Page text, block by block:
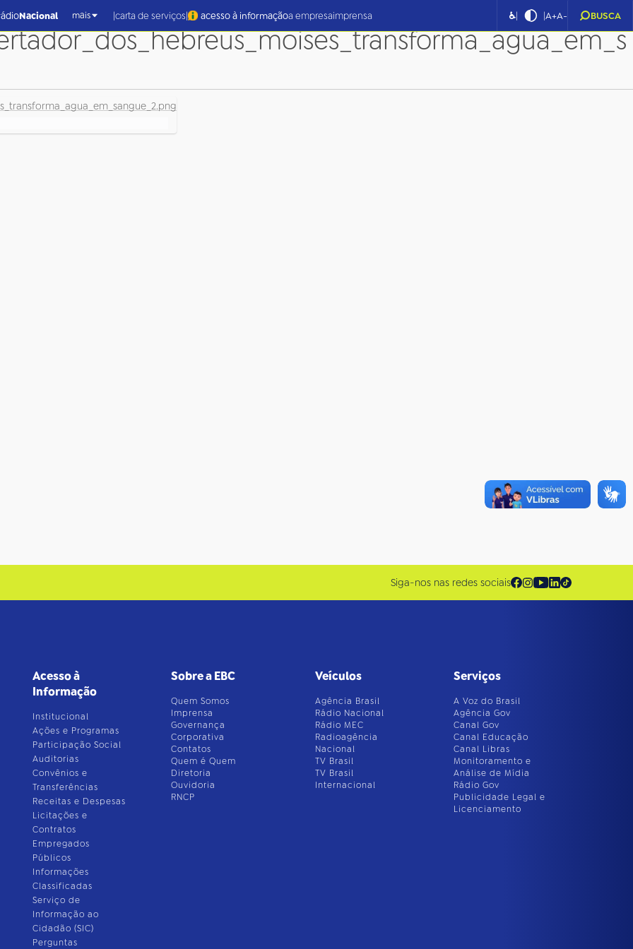
Nacional mais |carta de serviços| acesso à informaçãoa empresaimprensa ♿| |A+A- BUSCA
Siga-nos nas redes sociais
Acesso à
Informação
Institucional
Ações e Programas
Participação Social
Auditorias
Convênios e
Transferências
Receitas e Despesas
Licitações e
Contratos
Empregados
Públicos
Informações
Classificadas
Serviço de
Informação ao
Cidadão (SIC)
Perguntas
Sobre a EBC
Quem Somos
Imprensa
Governança
Corporativa
Contatos
Quem é Quem
Diretoria
Ouvidoria
RNCP
Veículos
Agência Brasil
Rádio Nacional
Rádio MEC
Radioagência
Nacional
TV Brasil
TV Brasil
Internacional
Serviços
A Voz do Brasil
Agência Gov
Canal Gov
Canal Educação
Canal Libras
Monitoramento e
Análise de Mídia
Rádio Gov
Publicidade Legal e
Licenciamento